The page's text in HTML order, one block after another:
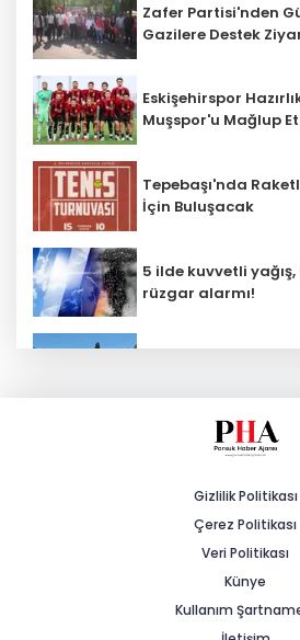
Zafer Partisi'nden
Gazilere Destek
Eskişehirspor
Muşspor'u Mağlup
Tepebaşı'nda
İçin Buluşacak
5 ilde kuvvetli
rüzgar alarmı!
Emek’te İki
Odunpazarı’nda
Yenileniyor
Büyükşehirden
Gizlilik Politikası
Çerez Politikası
Veri Politikası
Künye
Kullanım